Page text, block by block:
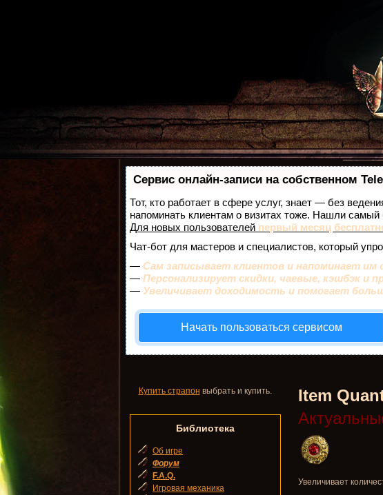
Сервис онлайн-записи на собственном
Тот, кто работает в сфере услуг, знает — без
напоминать клиентам о визитах тоже. Нашли
Для новых пользователей первый месяц
Чат-бот для мастеров и специалистов, который
— Сам записывает клиентов и напоминает им
— Персонализирует скидки, чаевые, кэшбэк и
— Увеличивает доходимость и помогает
Начать пользоваться сервисом
Item
Увеличивает
Купить страпон выбрать и купить.
Библиотека
Об игре
Форум
F.A.Q.
Игровая механика